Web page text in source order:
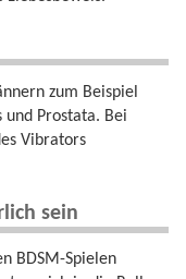
zum Beispiel
Prostata. Bei
Vibrators
sein
BDSM-Spielen